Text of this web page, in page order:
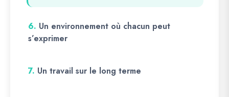
6. Un environnement où chacun peut
s’exprimer
7. Un travail sur le long terme